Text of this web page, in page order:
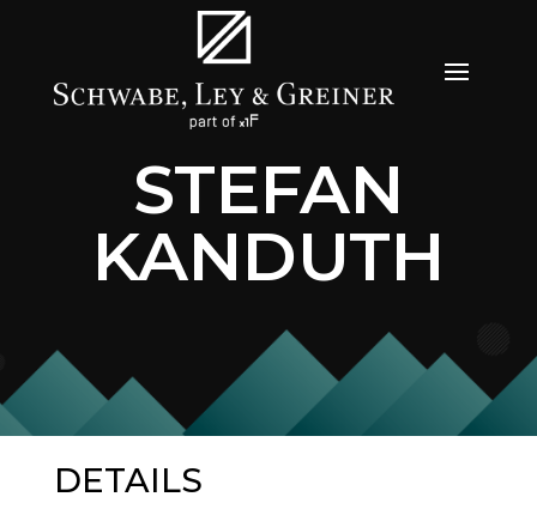
STEFAN
KANDUTH
DETAILS